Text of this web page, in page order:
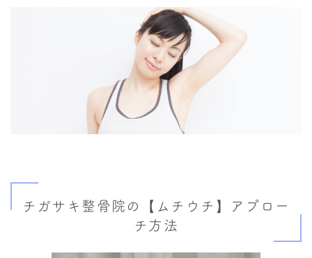
チガサキ整骨院の【ムチウチ】アプロー
チ方法